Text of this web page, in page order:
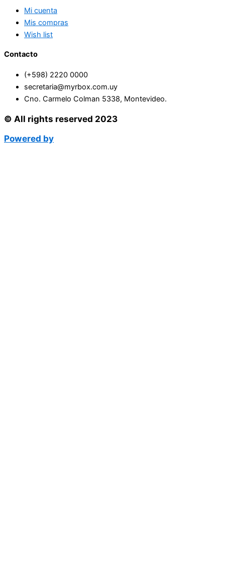
Mi cuenta
Mis compras
Wish list
Contacto
(+598) 2220 0000
secretaria@myrbox.com.uy
Cno. Carmelo Colman 5338, Montevideo.
© All rights reserved 2023
Powered by